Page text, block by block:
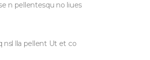
n pellentesqu no liues
nsl lla pellent Ut et co